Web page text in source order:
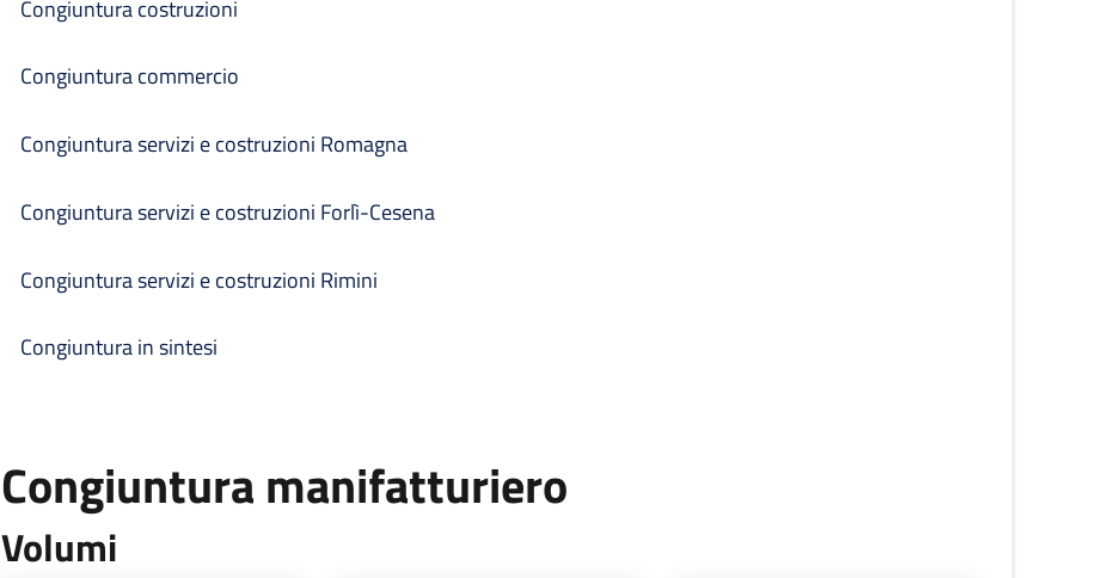
Congiuntura costruzioni
Congiuntura commercio
Congiuntura servizi e costruzioni Romagna
Congiuntura servizi e costruzioni Forlì-Cesena
Congiuntura servizi e costruzioni Rimini
Congiuntura in sintesi
Congiuntura manifatturiero
Volumi